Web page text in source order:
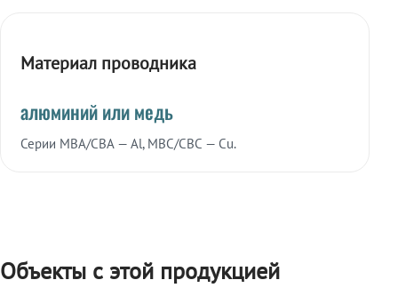
Материал проводника
алюминий или медь
Серии МВА/СВА — Al, МВС/СВС — Cu.
Объекты с этой продукцией